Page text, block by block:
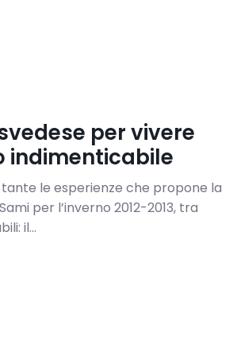
per vivere
indimenticabile
le esperienze che propone la
per l’inverno 2012-2013, tra
il...